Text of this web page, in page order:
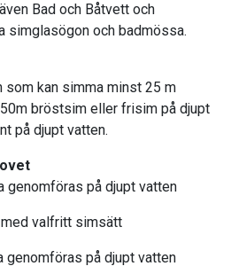
Bad och Båtvett och
simglasögon och badmössa.
som kan simma minst 25 m
bröstsim eller frisim på djupt
på djupt vatten.
genomföras på djupt vatten
valfritt simsätt
genomföras på djupt vatten